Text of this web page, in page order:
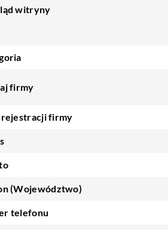
witryny
firmy
rejestracji firmy
(Województwo)
telefonu